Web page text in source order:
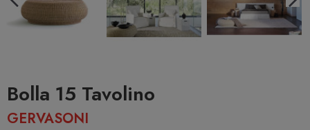
Bolla 15 Tavolino
GERVASONI